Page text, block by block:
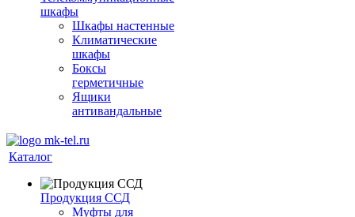
шкафы
Шкафы настенные
Климатические
шкафы
Боксы
герметичные
Ящики
антивандальные
Каталог
Продукция ССД
Муфты для